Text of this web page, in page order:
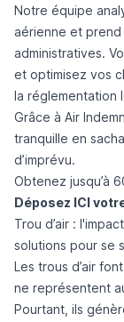
Notre équipe
aérienne et
administratives.
et optimisez vos
la réglementation
Grâce à Air
tranquille en
d’imprévu.
Obtenez jusqu’à
Déposez ICI
Trou d’air :
solutions pour se
Les trous d’air
ne représentent
Pourtant, ils